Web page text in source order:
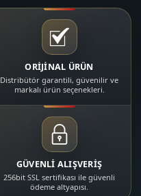
ORİJİNAL ÜRÜN
Distribütör garantili, güvenilir ve
markalı ürün seçenekleri.
GÜVENLİ ALIŞVERİŞ
256bit SSL sertifikası ile güvenli
ödeme altyapısı.